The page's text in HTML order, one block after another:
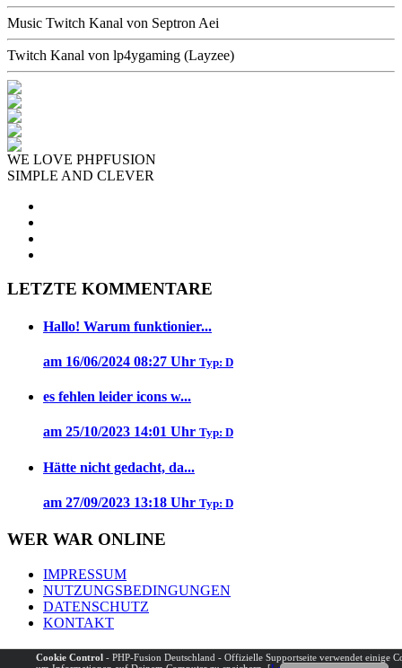
Music Twitch Kanal von Septron Aei
Twitch Kanal von lp4ygaming (Layzee)
Cookie Control - PHP-Fusion Deutschland - Offizielle Supportseite verwendet einige
WE LOVE PHPFUSION
SIMPLE AND CLEVER
LETZTE KOMMENTARE
Hallo! Warum funktionier...
am 16/06/2024 08:27 Uhr Typ: D
es fehlen leider icons w...
am 25/10/2023 14:01 Uhr Typ: D
Hätte nicht gedacht, da...
am 27/09/2023 13:18 Uhr Typ: D
WER WAR ONLINE
IMPRESSUM
NUTZUNGSBEDINGUNGEN
DATENSCHUTZ
KONTAKT
Powered byPHP-FusionCopyright © 2026 PHP-Fusion Inc. Published without